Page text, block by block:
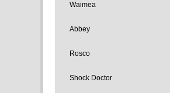
Waimea
Abbey
Rosco
Shock Doctor